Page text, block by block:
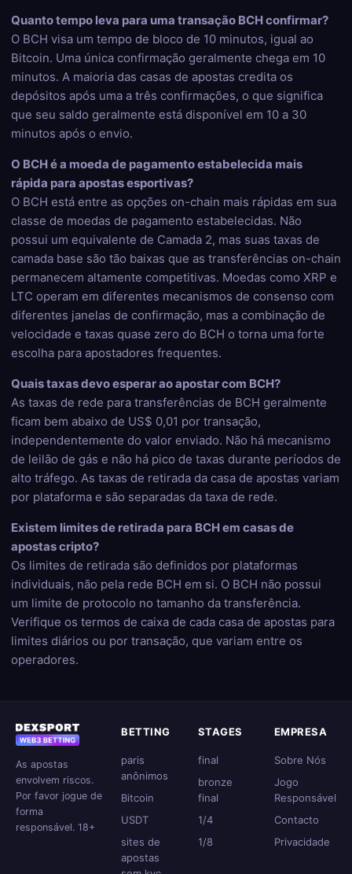
Quanto tempo leva para uma transação BCH confirmar?
O BCH visa um tempo de bloco de 10 minutos, igual ao
Bitcoin. Uma única confirmação geralmente chega em 10
minutos. A maioria das casas de apostas credita os
depósitos após uma a três confirmações, o que significa
que seu saldo geralmente está disponível em 10 a 30
minutos após o envio.
O BCH é a moeda de pagamento estabelecida mais
rápida para apostas esportivas?
O BCH está entre as opções on-chain mais rápidas em sua
classe de moedas de pagamento estabelecidas. Não
possui um equivalente de Camada 2, mas suas taxas de
camada base são tão baixas que as transferências on-chain
permanecem altamente competitivas. Moedas como XRP e
LTC operam em diferentes mecanismos de consenso com
diferentes janelas de confirmação, mas a combinação de
velocidade e taxas quase zero do BCH o torna uma forte
escolha para apostadores frequentes.
Quais taxas devo esperar ao apostar com BCH?
As taxas de rede para transferências de BCH geralmente
ficam bem abaixo de US$ 0,01 por transação,
independentemente do valor enviado. Não há mecanismo
de leilão de gás e não há pico de taxas durante períodos de
alto tráfego. As taxas de retirada da casa de apostas variam
por plataforma e são separadas da taxa de rede.
Existem limites de retirada para BCH em casas de
apostas cripto?
Os limites de retirada são definidos por plataformas
individuais, não pela rede BCH em si. O BCH não possui
um limite de protocolo no tamanho da transferência.
Verifique os termos de caixa de cada casa de apostas para
limites diários ou por transação, que variam entre os
operadores.
As apostas
envolvem riscos.
Por favor jogue de
forma
responsável. 18+
BETTING
paris
anônimos
Bitcoin
USDT
sites de
apostas
STAGES
final
bronze
final
1/4
1/8
EMPRESA
Sobre Nós
Jogo
Responsável
Contacto
Privacidade